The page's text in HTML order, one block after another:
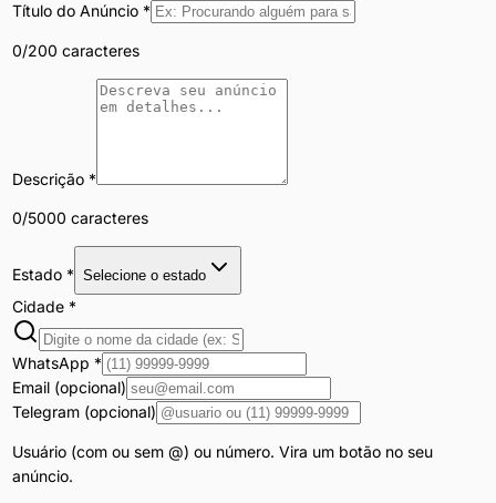
Título do Anúncio *
0/200 caracteres
Descrição *
0/5000 caracteres
Estado * Selecione o estado
Cidade *
WhatsApp *
Email (opcional)
Telegram (opcional)
Usuário (com ou sem @) ou número. Vira um botão no seu
anúncio.